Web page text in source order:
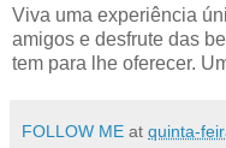
Viva uma experiência
amigos e desfrute das
tem para lhe oferecer.
FOLLOW ME at quinta-